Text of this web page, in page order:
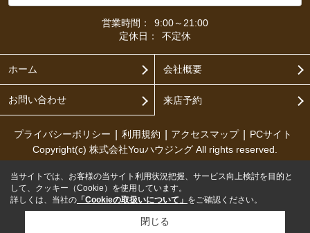
営業時間：
9:00～21:00
定休日：
不定休
ホーム 会社概要
お問い合わせ 来店予約
プライバシーポリシー 利用規約 アクセスマップ
PCサイト
Copyright(c) 株式会社Youハウジング All rights reserved.
当サイトでは、お客様の当サイト利用状況把握、サービス向上検討を目的と
して、クッキー（Cookie）を使用しています。
詳しくは、当社の 「Cookieの取扱いについて」 をご確認ください。
閉じる